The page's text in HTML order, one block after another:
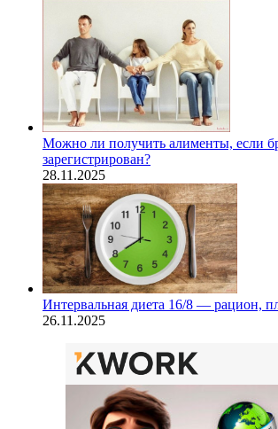
Можно ли получить алименты, если
зарегистрирован?
28.11.2025
Интервальная диета 16/8 — рацион,
26.11.2025